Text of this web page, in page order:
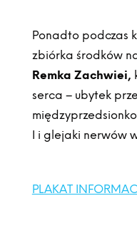
Ponadto podczas
zbiórka środków
Remka Zachwiei,
serca – ubytek
I i glejaki nerwów
PLAKAT